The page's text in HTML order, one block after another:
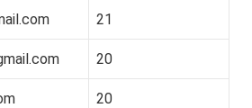
21
20
20